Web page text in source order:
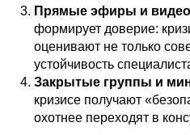
Прямые эфиры и
формирует доверие:
оценивают не только
устойчивость
Закрытые группы и
кризисе получают
охотнее переходят в